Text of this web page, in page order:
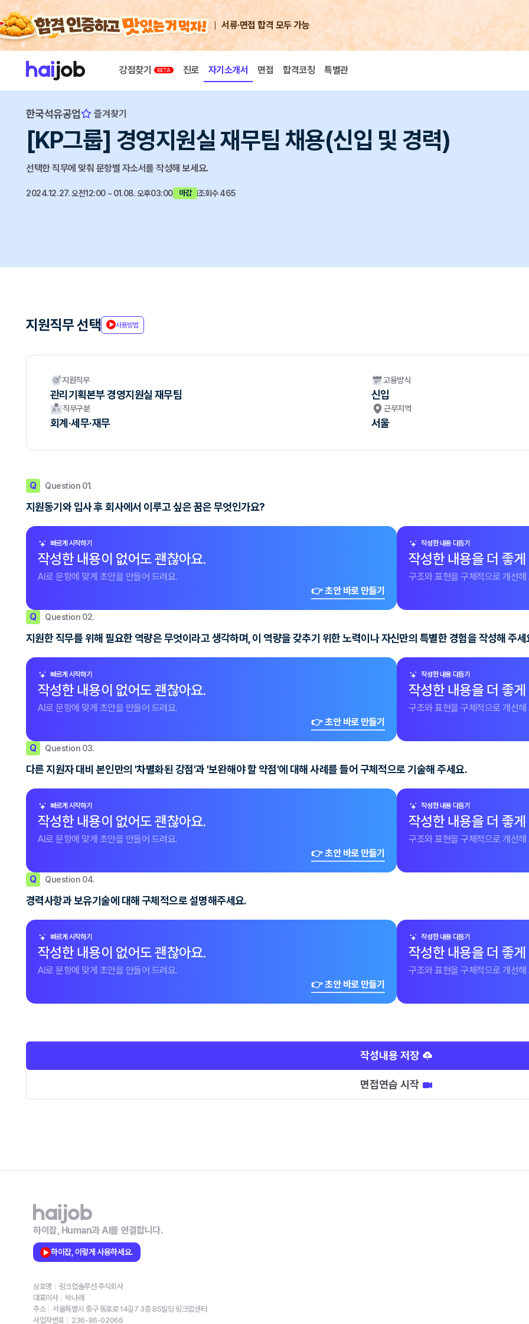
서류·면접 합격 모두 가능
강점찾기 진로 자기소개서 면접 합격코칭 특별관
한국석유공업 즐겨찾기
[KP그룹] 경영지원실 재무팀 채용(신입 및 경력)
선택한 직무에 맞춰 문항별 자소서를 작성해 보세요.
2024.12.27. 오전12:00 ~ 01.08. 오후03:00 마감 조회수 465
지원직무 선택 사용방법
지원직무
관리기획본부 경영지원실 재무팀
고용방식
신입
직무구분
회계·세무·재무
근무지역
서울
Q Question 01.
지원동기와 입사 후 회사에서 이루고 싶은 꿈은 무엇인가요?
빠르게 시작하기
작성한 내용이 없어도 괜찮아요.
AI로 문항에 맞게 초안을 만들어 드려요.
👉 초안 바로 만들기
작성한 내용 다듬기
작성한 내용을 더 좋
구조와 표현을 구체적으로 개선해
Q Question 02.
지원한 직무를 위해 필요한 역량은 무엇이라고 생각하며, 이 역량을 갖추기 위한 노력이나 자신만의 특별한 경험을 작성해 주세
빠르게 시작하기
작성한 내용이 없어도 괜찮아요.
AI로 문항에 맞게 초안을 만들어 드려요.
👉 초안 바로 만들기
작성한 내용 다듬기
작성한 내용을 더 좋
구조와 표현을 구체적으로 개선해
Q Question 03.
다른 지원자 대비 본인만의 '차별화된 강점'과 '보완해야 할 약점'에 대해 사례를 들어 구체적으로 기술해 주세요.
빠르게 시작하기
작성한 내용이 없어도 괜찮아요.
AI로 문항에 맞게 초안을 만들어 드려요.
👉 초안 바로 만들기
작성한 내용 다듬기
작성한 내용을 더 좋
구조와 표현을 구체적으로 개선해
Q Question 04.
경력사항과 보유기술에 대해 구체적으로 설명해주세요.
빠르게 시작하기
작성한 내용이 없어도 괜찮아요.
AI로 문항에 맞게 초안을 만들어 드려요.
👉 초안 바로 만들기
작성한 내용 다듬기
작성한 내용을 더 좋
구조와 표현을 구체적으로 개선해
작성내용 저장
면접연습 시작
하이잡, Human과 AI를 연결합니다.
하이잡, 이렇게 사용하세요.
상호명
링크업솔루션 주식회사
대표이사
박나래
주소
서울특별시 중구 동호로 14길7 3층 BS빌딩 링크업센터
사업자번호
236-86-02066